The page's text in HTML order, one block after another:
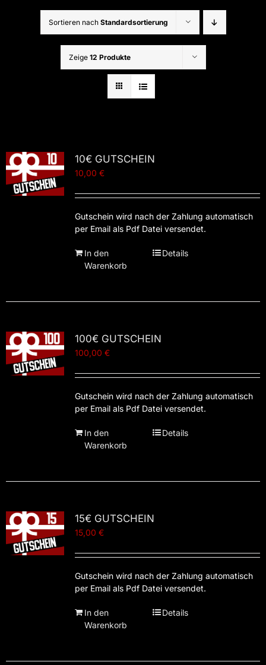
Sortieren nach Standardsortierung
Zeige 12 Produkte
10€ GUTSCHEIN
10,00 €
Gutschein wird nach der Zahlung automatisch
per Email als Pdf Datei versendet.
In den
Warenkorb
Details
100€ GUTSCHEIN
100,00 €
Gutschein wird nach der Zahlung automatisch
per Email als Pdf Datei versendet.
In den
Warenkorb
Details
15€ GUTSCHEIN
15,00 €
Gutschein wird nach der Zahlung automatisch
per Email als Pdf Datei versendet.
In den
Warenkorb
Details